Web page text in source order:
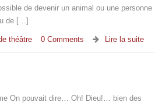
de devenir un animal ou une personne
de […]
théâtre 0 Comments Lire la suite
On pouvait dire… Oh! Dieu!… bien des